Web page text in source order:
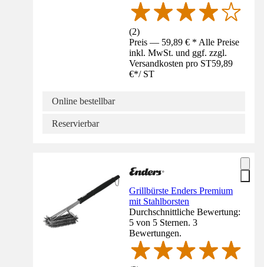
(2)
Preis — 59,89 € * Alle Preise
inkl. MwSt. und ggf. zzgl.
Versandkosten pro ST59,89
€*/ ST
Online bestellbar
Reservierbar
Grillbürste Enders Premium
mit Stahlborsten
Durchschnittliche Bewertung:
5 von 5 Sternen. 3
Bewertungen.